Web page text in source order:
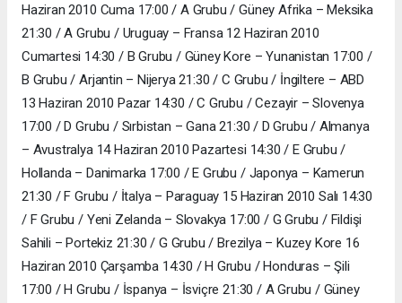
Haziran 2010 Cuma 17:00 / A Grubu / Güney Afrika – Meksika
21:30 / A Grubu / Uruguay – Fransa 12 Haziran 2010
Cumartesi 14:30 / B Grubu / Güney Kore – Yunanistan 17:00 /
B Grubu / Arjantin – Nijerya 21:30 / C Grubu / İngiltere – ABD
13 Haziran 2010 Pazar 14:30 / C Grubu / Cezayir – Slovenya
17:00 / D Grubu / Sırbistan – Gana 21:30 / D Grubu / Almanya
– Avustralya 14 Haziran 2010 Pazartesi 14:30 / E Grubu /
Hollanda – Danimarka 17:00 / E Grubu / Japonya – Kamerun
21:30 / F Grubu / İtalya – Paraguay 15 Haziran 2010 Salı 14:30
/ F Grubu / Yeni Zelanda – Slovakya 17:00 / G Grubu / Fildişi
Sahili – Portekiz 21:30 / G Grubu / Brezilya – Kuzey Kore 16
Haziran 2010 Çarşamba 14:30 / H Grubu / Honduras – Şili
17:00 / H Grubu / İspanya – İsviçre 21:30 / A Grubu / Güney